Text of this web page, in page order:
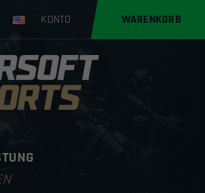
KONTO WARENKORB